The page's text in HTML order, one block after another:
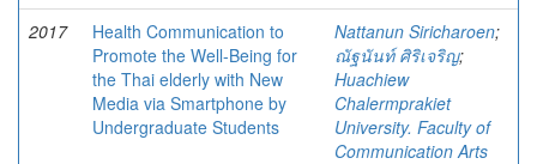
2017
Health Communication to
Promote the Well-Being for
the Thai elderly with New
Media via Smartphone by
Undergraduate Students
Nattanun Siricharoen;
ณัฐนันท์ ศิริเจริญ;
Huachiew
Chalermprakiet
University. Faculty of
Communication Arts